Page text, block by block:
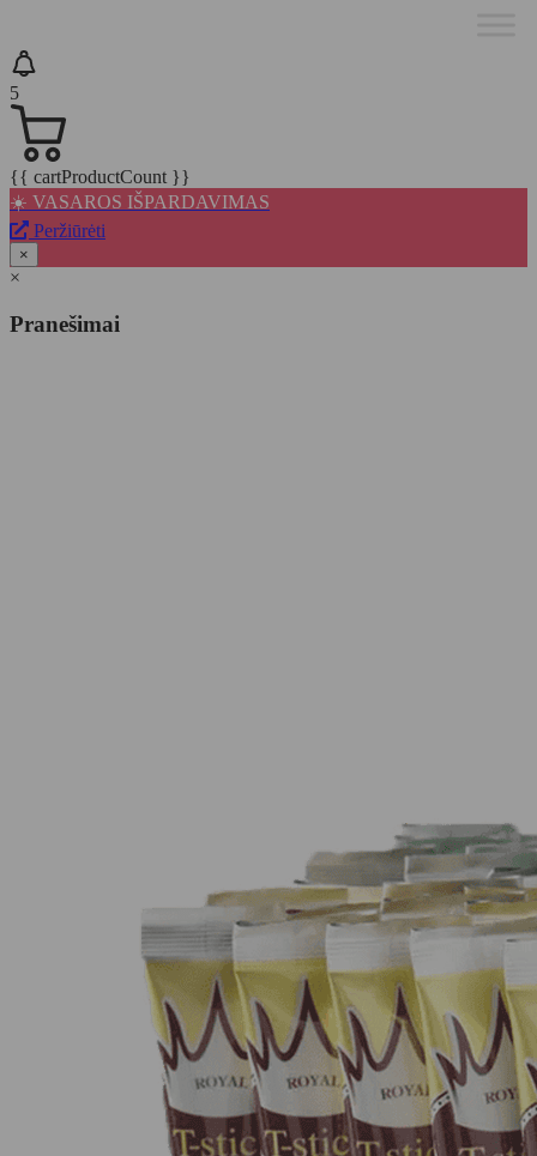
5
{{ cartProductCount }}
☀️ VASAROS IŠPARDAVIMAS
Peržiūrėti
×
×
Pranešimai